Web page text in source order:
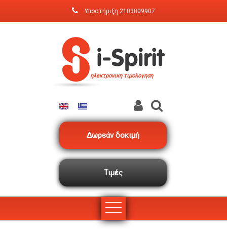
Παράκαμψη προς το κυρίως περιεχόμενο
Υποστήριξη 2103009907
ηλεκτρονικη τιμολογηση
Δωρεάν δοκιμή
Τιμές